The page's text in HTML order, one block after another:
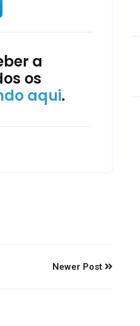
a
os
aqui.
Newer Post